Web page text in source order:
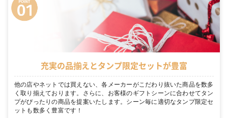
充実の品揃えとタンプ限定セットが豊富
他の店やネットでは買えない、各メーカーがこだわり抜いた商品を数多
く取り揃えております。さらに、お客様のギフトシーンに合わせてタン
プがぴったりの商品を提案いたします。シーン毎に適切なタンプ限定セ
ットも数多く豊富です！